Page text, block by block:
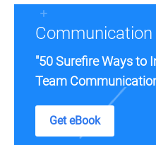
"50 Surefire Ways to
Team
Get eBook